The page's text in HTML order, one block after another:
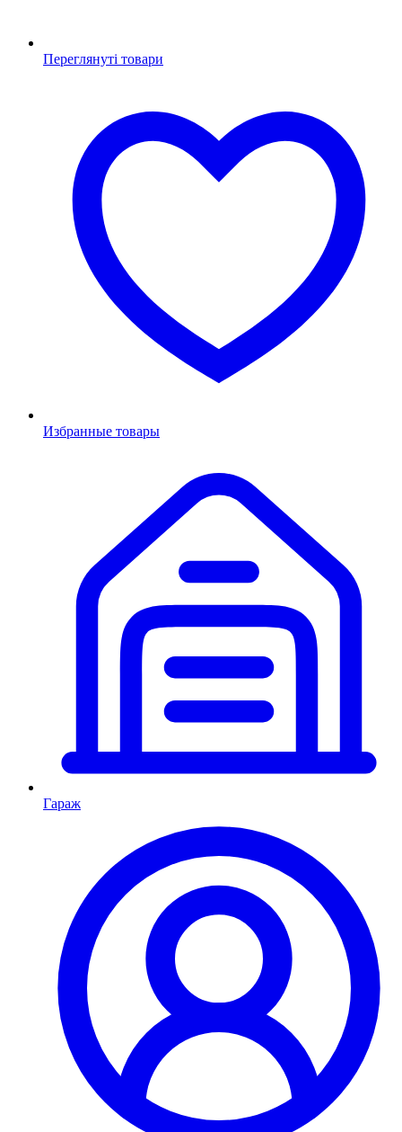
Переглянуті товари
Избранные товары
Гараж